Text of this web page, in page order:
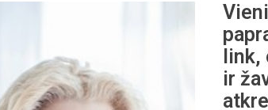
ir